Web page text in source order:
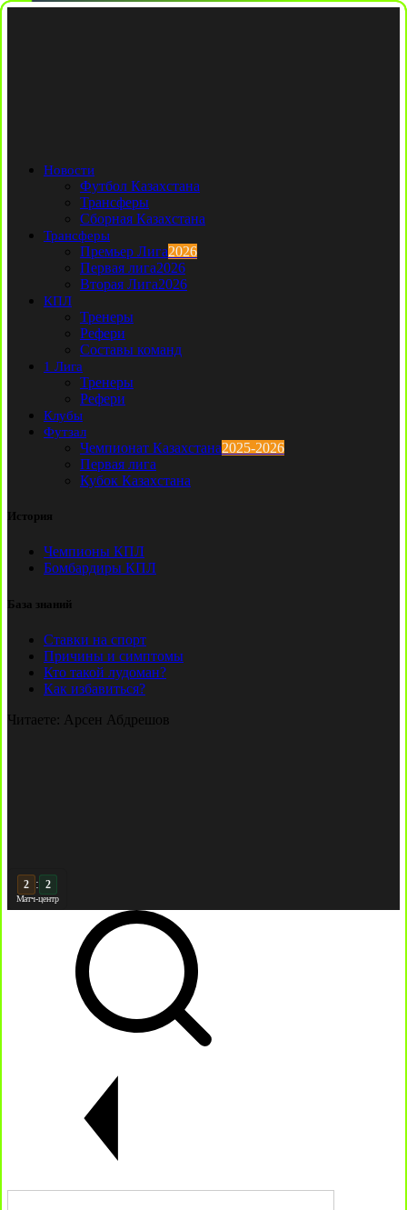
Новости
Футбол Казахстана
Трансферы
Сборная Казахстана
Трансферы
Премьер Лига2026
Первая лига2026
Вторая Лига2026
КПЛ
Тренеры
Рефери
Составы команд
1 Лига
Тренеры
Рефери
Клубы
Футзал
Чемпионат Казахстана2025-2026
Первая лига
Кубок Казахстана
История
Чемпионы КПЛ
Бомбардиры КПЛ
База знаний
Ставки на спорт
Причины и симптомы
Кто такой лудоман?
Как избавиться?
Читаете: Арсен Абдрешов
3 : 2
Матч-центр